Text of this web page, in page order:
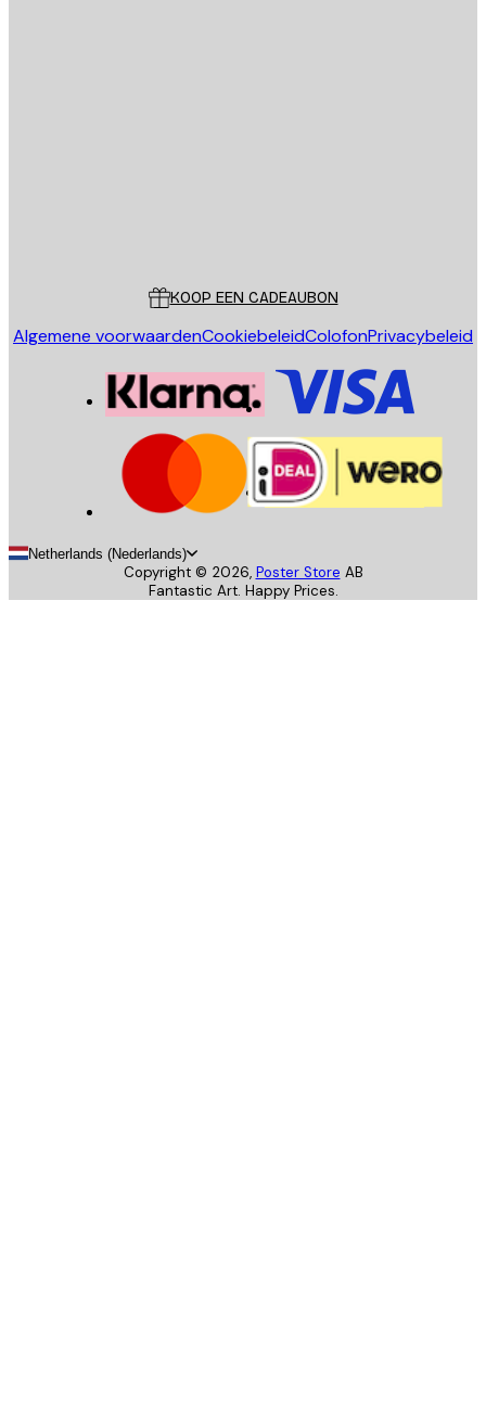
KOOP EEN CADEAUBON
Algemene voorwaardenCookiebeleidColofonPrivacybeleid
Netherlands (Nederlands)
Copyright © 2026, Poster Store AB
Fantastic Art. Happy Prices.